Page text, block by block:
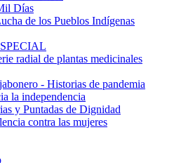
Días
de los Pueblos Indígenas
radial de plantas medicinales
- Historias de pandemia
la independencia
y Puntadas de Dignidad
contra las mujeres